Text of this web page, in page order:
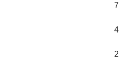
7
4
2